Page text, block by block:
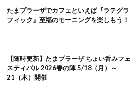
たまプラーザでカフェといえば『ラテグラ
フィック』至福のモーニングを楽しもう！
【随時更新】たまプラーザ ちょい呑みフェ
スティバル 2026春の陣 5/18（月）～
21（木）開催